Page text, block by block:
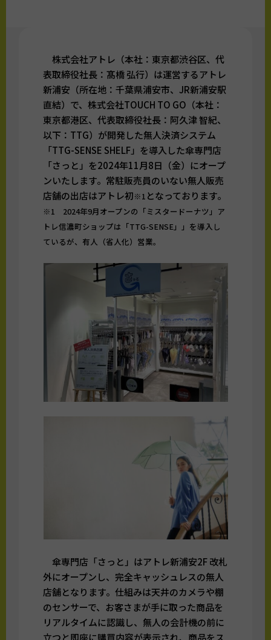
株式会社アトレ（本社：東京都渋谷区、代
表取締役社長：髙橋 弘行）は運営するアトレ
新浦安（所在地：千葉県浦安市、JR新浦安駅
直結）で、株式会社TOUCH TO GO（本社：
東京都港区、代表取締役社長：阿久津 智紀、
以下：TTG）が開発した無人決済システム
「TTG-SENSE SHELF」を導入した傘専門店
「さっと」を2024年11月8日（金）にオープ
ンいたします。常駐販売員のいない無人販売
店舗の出店はアトレ初※1 となっております。
※1 2024年9月オープンの「ミスタードーナツ」ア
トレ信濃町ショップは「TTG-SENSE」」を導入し
ているが、有人（省人化）営業。
傘専門店「さっと」はアトレ新浦安2F 改札
外にオープンし、完全キャッシュレスの無人
店舗となります。仕組みは天井のカメラや棚
のセンサーで、お客さまが手に取った商品を
リアルタイムに認識し、無人の会計機の前に
立つと即座に購買内容が表示され、商品をス